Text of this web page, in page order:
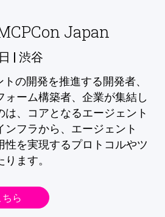
Japan
| 渋谷
の開発を推進する開発者、
ーム構築者、企業が集結し
は、コアとなるエージェント
ンフラから、エージェント
性を実現するプロトコルやツ
ます。
ら